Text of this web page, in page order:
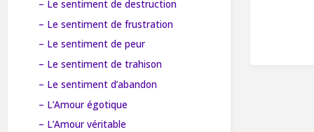
– Le sentiment de destruction
– Le sentiment de frustration
– Le sentiment de peur
– Le sentiment de trahison
– Le sentiment d’abandon
– L’Amour égotique
– L’Amour véritable